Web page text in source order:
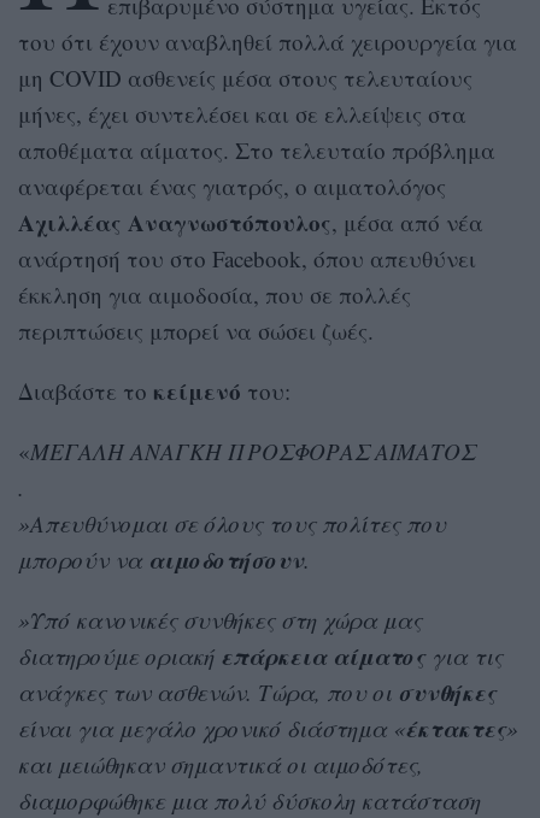
του ότι έχουν αναβληθεί πολλά χειρουργεία για
μη COVID ασθενείς μέσα στους τελευταίους
μήνες, έχει συντελέσει και σε ελλείψεις στα
αποθέματα αίματος. Στο τελευταίο πρόβλημα
αναφέρεται ένας γιατρός, ο αιματολόγος
Αχιλλέας Αναγνωστόπουλος, μέσα από νέα
ανάρτησή του στο Facebook, όπου απευθύνει
έκκληση για αιμοδοσία, που σε πολλές
περιπτώσεις μπορεί να σώσει ζωές.
Διαβάστε το κείμενό του:
«ΜΕΓΑΛΗ ΑΝΑΓΚΗ ΠΡΟΣΦΟΡΑΣ ΑΙΜΑΤΟΣ
.
»Απευθύνομαι σε όλους τους πολίτες που
μπορούν να αιμοδοτήσουν.
»Υπό κανονικές συνθήκες στη χώρα μας
διατηρούμε οριακή επάρκεια αίματοςγια τις
ανάγκες των ασθενών. Τώρα, που οι συνθήκες
είναι για μεγάλο χρονικό διάστημα «έκτακτες»
και μειώθηκαν σημαντικά οι αιμοδότες,
διαμορφώθηκε μια πολύ δύσκολη κατάσταση